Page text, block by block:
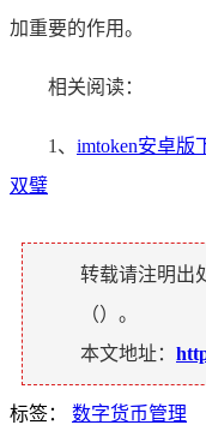
加重要的作用。
相关阅读：
1、 imtoken安卓版
双璧
转载请注明出
（）。
本文地址：
标签： 数字货币管理